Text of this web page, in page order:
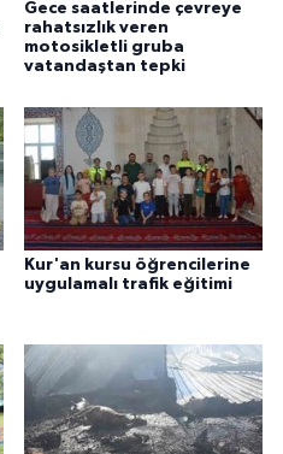
Gece saatlerinde çevreye
rahatsızlık veren
motosikletli gruba
vatandaştan tepki
Kur'an kursu öğrencilerine
uygulamalı trafik eğitimi